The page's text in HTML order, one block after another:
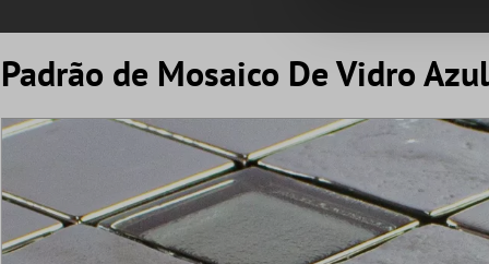
Padrão de Mosaico De Vidro